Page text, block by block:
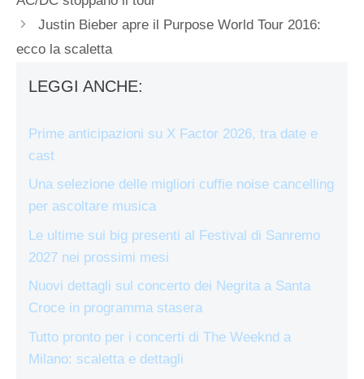
Justin Bieber apre il Purpose World Tour 2016:
ecco la scaletta
LEGGI ANCHE:
Prime anticipazioni su X Factor 2026, tra date e
cast
Una selezione delle migliori cuffie noise cancelling
per ascoltare musica
Le ultime sui big presenti al Festival di Sanremo
2027 nei prossimi mesi
Nuovi dettagli sul concerto dei Negrita a Santa
Croce in programma stasera
Tutto pronto per i concerti di The Weeknd a
Milano: scaletta e dettagli